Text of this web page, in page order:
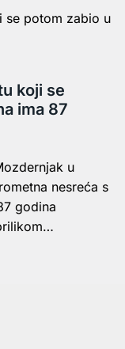
koji se
ima 87
u
nesreća s
godina